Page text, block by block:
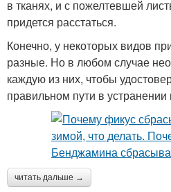
в тканях, и с пожелтевшей
придется расстаться.
Конечно, у некоторых видов
разные. Но в любом случае
каждую из них, чтобы
правильном пути в
читать дальше →